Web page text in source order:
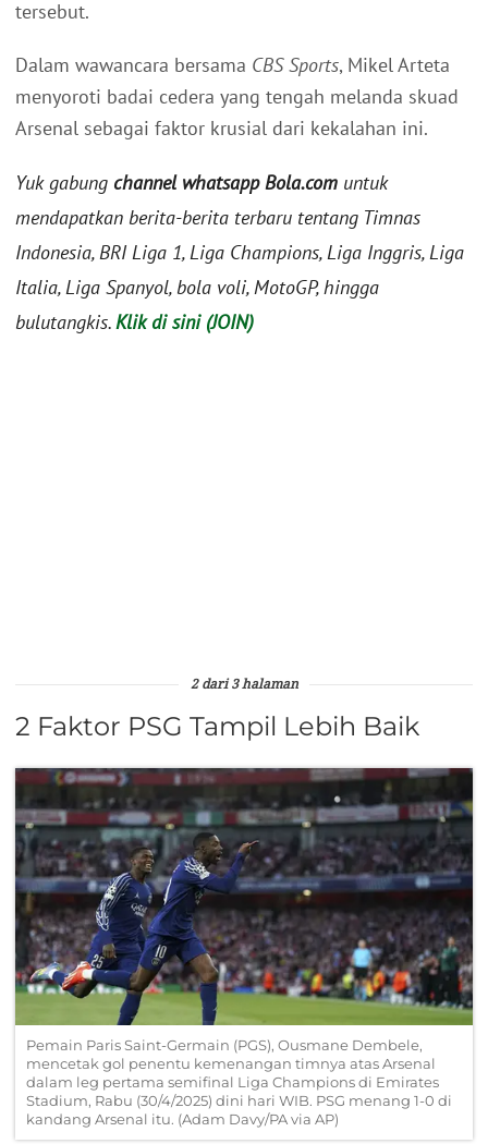
tersebut.
Dalam wawancara bersama CBS Sports, Mikel Arteta
menyoroti badai cedera yang tengah melanda skuad
Arsenal sebagai faktor krusial dari kekalahan ini.
Yuk gabung channel whatsapp Bola.com untuk
mendapatkan berita-berita terbaru tentang Timnas
Indonesia, BRI Liga 1, Liga Champions, Liga Inggris, Liga
Italia, Liga Spanyol, bola voli, MotoGP, hingga
bulutangkis.Klik di sini (JOIN)
2 dari 3 halaman
2 Faktor PSG Tampil Lebih Baik
Pemain Paris Saint-Germain (PGS), Ousmane Dembele,
mencetak gol penentu kemenangan timnya atas Arsenal
dalam leg pertama semifinal Liga Champions di Emirates
Stadium, Rabu (30/4/2025) dini hari WIB. PSG menang 1-0 di
kandang Arsenal itu. (Adam Davy/PA via AP)